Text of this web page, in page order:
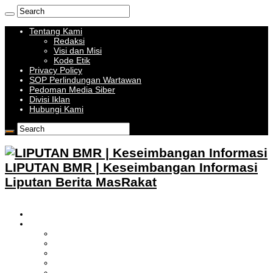
Tentang Kami
Redaksi
Visi dan Misi
Kode Etik
Privacy Policy
SOP Perlindungan Wartawan
Pedoman Media Siber
Divisi Iklan
Hubungi Kami
LIPUTAN BMR | Keseimbangan Informasi
Liputan Berita MasRakat